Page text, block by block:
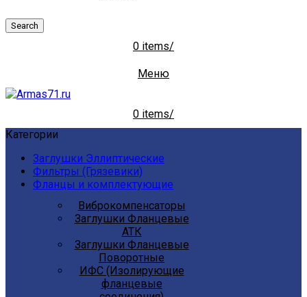
Search
0 items/
Меню
0 items/
Категории
Заглушки Эллиптические
Фильтры (Грязевики)
Фланцы и комплектующие
Виброкомпенсаторы
Заглушки Фланцевые
АТК
Заглушки Фланцевые
Поворотные
ИФС (Изолирующие
фланцевые